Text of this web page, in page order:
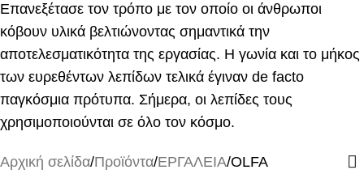
Επανεξέτασε τον τρόπο με τον οποίο οι άνθρωποι
κόβουν υλικά βελτιώνοντας σημαντικά την
αποτελεσματικότητα της εργασίας. Η γωνία και το μήκος
των ευρεθέντων λεπίδων τελικά έγιναν de facto
παγκόσμια πρότυπα. Σήμερα, οι λεπίδες τους
χρησιμοποιούνται σε όλο τον κόσμο.
Αρχική σελίδα Προϊόντα ΕΡΓΑΛΕΙΑ OLFA